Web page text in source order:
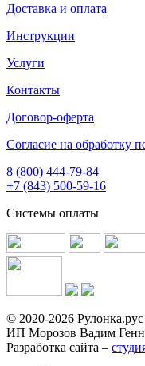
Доставка и оплата
Инструкции
Услуги
Контакты
Договор-оферта
Согласие на обработку
8 (800) 444-79-84
+7 (843) 500-59-16
Системы оплаты
© 2020-2026 Рулонка.рус
ИП Морозов Вадим
Разработка сайта –